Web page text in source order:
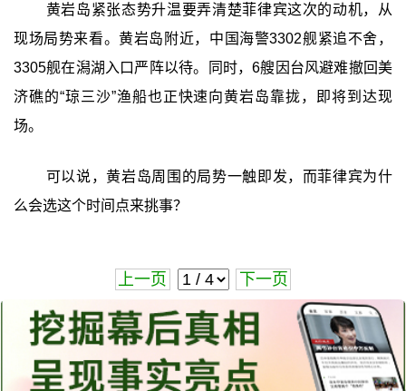
黄岩岛紧张态势升温要弄清楚菲律宾这次的动机，从
现场局势来看。黄岩岛附近，中国海警3302舰紧追不舍，
3305舰在潟湖入口严阵以待。同时，6艘因台风避难撤回美
济礁的“琼三沙”渔船也正快速向黄岩岛靠拢，即将到达现
场。
可以说，黄岩岛周围的局势一触即发，而菲律宾为什
么会选这个时间点来挑事？
上一页 下一页